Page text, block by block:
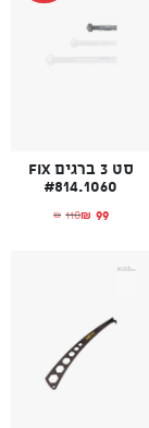
סט 3 ברגים Fix
#814.1060
₪ 110
המחיר המקורי₪ 99 המחיר הנוכחי